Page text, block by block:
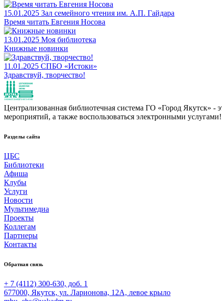
15.01.2025 Зал семейного чтения им. А.П. Гайдара
Время читать Евгения Носова
13.01.2025 Моя библиотека
Книжные новинки
11.01.2025 СПБО «Истоки»
Здравствуй, творчество!
Централизованная библиотечная система ГО «Город Якутск» -
мероприятий, а также воспользоваться электронными услугами!
Разделы сайта
ЦБС
Библиотеки
Афиша
Клубы
Услуги
Новости
Мультимедиа
Проекты
Коллегам
Партнеры
Контакты
Обратная связь
+ 7 (4112) 300-630, доб. 1
677000, Якутск, ул. Ларионова, 12А, левое крыло